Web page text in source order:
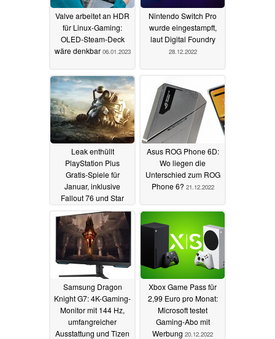
Valve arbeitet an HDR
für Linux-Gaming:
OLED-Steam-Deck
wäre denkbar 06.01.2023
Nintendo Switch Pro
wurde eingestampft,
laut Digital Foundry
28.12.2022
Leak enthüllt
PlayStation Plus
Gratis-Spiele für
Januar, inklusive
Fallout 76 und Star
23.12.2022
Asus ROG Phone 6D:
Wo liegen die
Unterschied zum ROG
Phone 6? 21.12.2022
Samsung Dragon
Knight G7: 4K-Gaming-
Monitor mit 144 Hz,
umfangreicher
Ausstattung und Tizen
Xbox Game Pass für
2,99 Euro pro Monat:
Microsoft testet
Gaming-Abo mit
Werbung 20.12.2022